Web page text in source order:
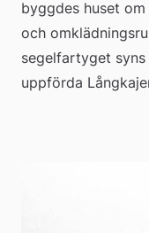
byggdes huset
och
segelfartyget syns
uppförda